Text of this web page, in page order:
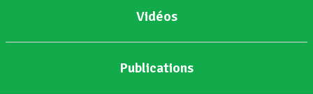
Vidéos
Publications